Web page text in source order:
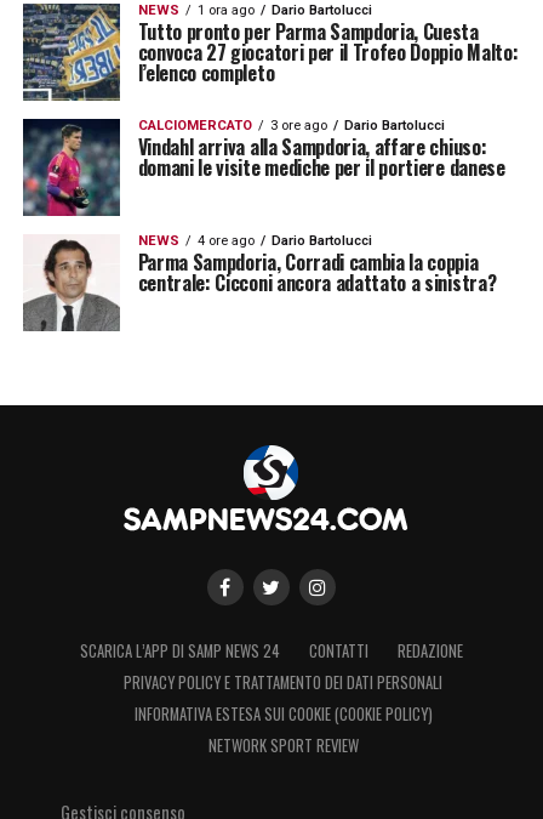
NEWS 1 ora ago Dario Bartolucci
Tutto pronto per Parma Sampdoria, Cuesta
convoca 27 giocatori per il Trofeo Doppio Malto:
l’elenco completo
CALCIOMERCATO 3 ore ago Dario Bartolucci
Vindahl arriva alla Sampdoria, affare chiuso:
domani le visite mediche per il portiere danese
NEWS 4 ore ago Dario Bartolucci
Parma Sampdoria, Corradi cambia la coppia
centrale: Cicconi ancora adattato a sinistra?
SCARICA L’APP DI SAMP NEWS 24 CONTATTI
REDAZIONE
PRIVACY POLICY E TRATTAMENTO DEI DATI PERSONALI
INFORMATIVA ESTESA SUI COOKIE (COOKIE POLICY)
NETWORK SPORT REVIEW
Gestisci consenso